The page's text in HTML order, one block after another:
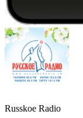
Russkoe Radio